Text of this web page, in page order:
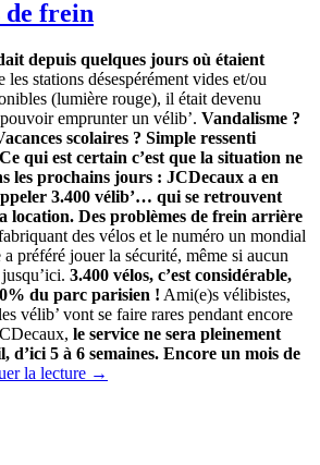
de frein
depuis quelques jours où étaient
les stations désespérément vides et/ou
(lumière rouge), il était devenu
emprunter un vélib’. Vandalisme ?
scolaires ? Simple ressenti
qui est certain c’est que la situation ne
les prochains jours : JCDecaux a en
3.400 vélib’… qui se retrouvent
location. Des problèmes de frein arrière
des vélos et le numéro un mondial
préféré jouer la sécurité, même si aucun
3.400 vélos, c’est considérable,
du parc parisien ! Ami(e)s vélibistes,
vélib’ vont se faire rares pendant encore
le service ne sera pleinement
5 à 6 semaines. Encore un mois de
la lecture →